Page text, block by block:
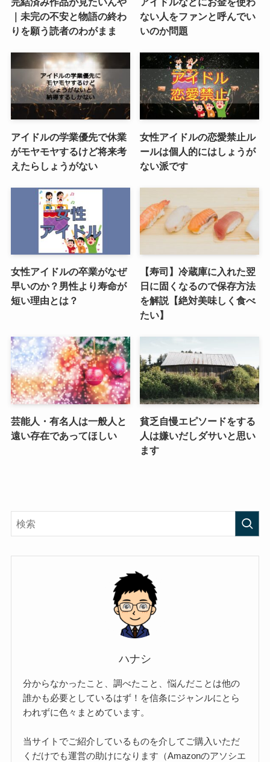
｜未完の不安と物語の終わ
りを願う読者のわがまま
ない人をファンと呼んでい
いのか問題
アイドルの学業優先で休業
がモヤモヤするけど将来考
えたらしょうがない
女性アイドルの恋愛禁止ル
ールは個人的にはしょうが
ない派です
女性アイドルの卒業がなぜ
早いのか？男性より寿命が
短い理由とは？
【寿司】冷蔵庫に入れた翌
日に固くなるので保存方法
を解説【絶対美味しく食べ
たい】
芸能人・有名人は一般人と
遠い存在であってほしい
貧乏自慢エピソードをする
人は嫌いだしダサいと思い
ます
ハナシ
分からなかったこと、調べたこと、悩んだことは他の
誰かも必要としているはず！を信条にジャンルにとら
われずに色々まとめています。
当サイトでご紹介しているものを介してご購入いただ
くだけでも運営の助けになります（Amazonのアソシエ